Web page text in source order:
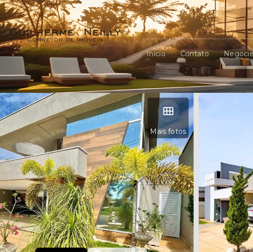
Início Contato
Mais fotos